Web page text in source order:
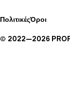
ΠολιτικέςΌροι
© 2022—2026